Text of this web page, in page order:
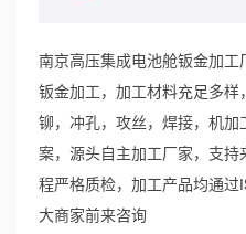
南京高压集成电池舱钣金加
钣金加工，加工材料充足多
铆，冲孔，攻丝，焊接，机
案，源头自主加工厂家，支
程严格质检，加工产品均通
大商家前来咨询